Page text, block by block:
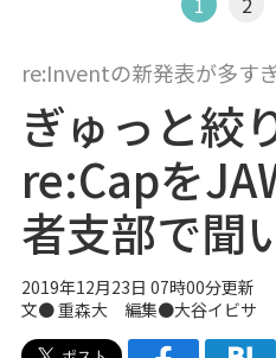
re:Inventの新発表が多す
ぎゅっと絞
re:Capを
者支部で聞
2019年12月23日 07時00分更新
文● 重森大 編集●大谷イビサ